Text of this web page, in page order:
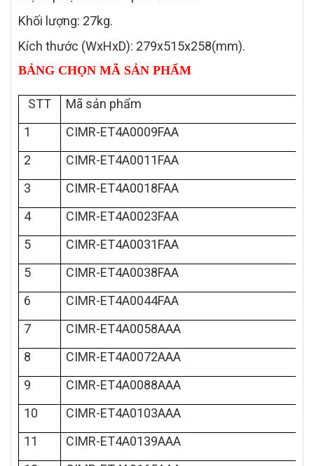
Khối lượng: 27kg.
Kích thước (WxHxD): 279x515x258(mm).
BẢNG CHỌN MÃ SẢN PHẨM
STT
Mã sản phẩm
1
CIMR-ET4A0009FAA
2
CIMR-ET4A0011FAA
3
CIMR-ET4A0018FAA
4
CIMR-ET4A0023FAA
5
CIMR-ET4A0031FAA
5
CIMR-ET4A0038FAA
6
CIMR-ET4A0044FAA
7
CIMR-ET4A0058AAA
8
CIMR-ET4A0072AAA
9
CIMR-ET4A0088AAA
10
CIMR-ET4A0103AAA
11
CIMR-ET4A0139AAA